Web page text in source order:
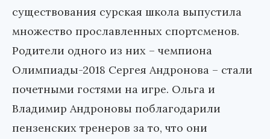
существования сурская школа выпустила
множество прославленных спортсменов.
Родители одного из них – чемпиона
Олимпиады-2018 Сергея Андронова – стали
почетными гостями на игре. Ольга и
Владимир Андроновы поблагодарили
пензенских тренеров за то, что они